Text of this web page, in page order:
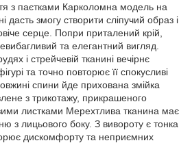
з паєтками Карколомна модель на
дасть змогу створити сліпучий образ і
серце. Попри приталений крій,
та елегантний вигляд.
і стрейчевій тканині вечірнє
та точно повторює її спокусливі
спини йде прихована змійка
з трикотажу, прикрашеного
листками Мерехтлива тканина має
з лицьового боку. З вивороту є тонка
дискомфорту та неприємних